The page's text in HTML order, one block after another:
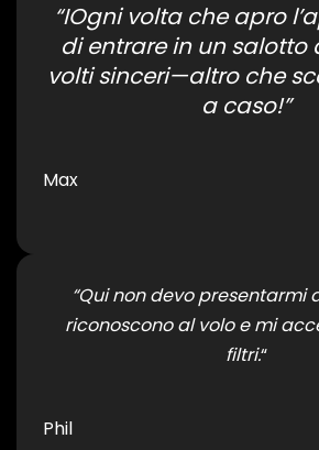
“IOgni volta che apro
di entrare in un
volti sinceri—altro che
a caso!”
Max
“Qui non devo presentarmi
riconoscono al volo e mi
filtri.“
Phil